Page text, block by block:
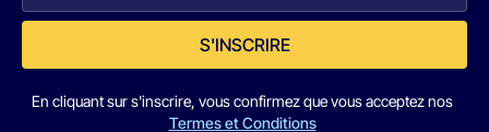
S'INSCRIRE
En cliquant sur s'inscrire, vous confirmez que vous acceptez nos
Termes et Conditions